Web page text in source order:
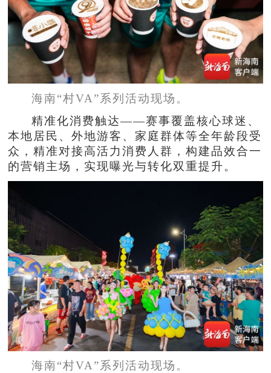
海南“村VA”系列活动现场。
精准化消费触达——赛事覆盖核心球迷、
本地居民、外地游客、家庭群体等全年龄段受
众，精准对接高活力消费人群，构建品效合一
的营销主场，实现曝光与转化双重提升。
海南“村VA”系列活动现场。